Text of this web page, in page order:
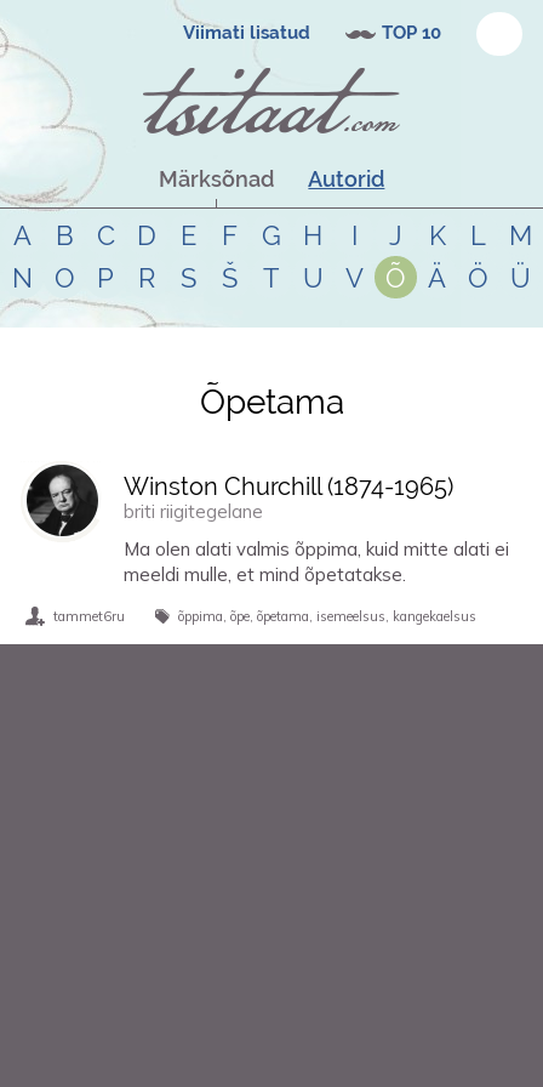
Viimati lisatud TOP 10
Märksõnad Autorid
A B C D E F G H I J K L
M
N
O P R S Š T U V Õ Ä Ö Ü
Tsitaadid teemalõpetama
Õpetama
Winston Churchill (1874-1965)
briti riigitegelane
Ma olen alati valmis õppima, kuid mitte alati ei
meeldi mulle, et mind õpetatakse.
tammet6ru õppima õpe õpetama isemeelsus kangekaelsus